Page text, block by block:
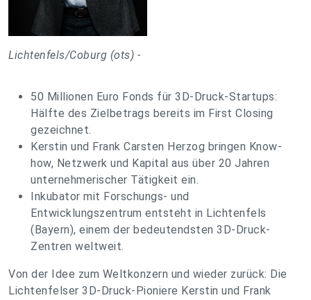
Lichtenfels/Coburg (ots) -
50 Millionen Euro Fonds für 3D-Druck-Startups:
Hälfte des Zielbetrags bereits im First Closing
gezeichnet.
Kerstin und Frank Carsten Herzog bringen Know-
how, Netzwerk und Kapital aus über 20 Jahren
unternehmerischer Tätigkeit ein.
Inkubator mit Forschungs- und
Entwicklungszentrum entsteht in Lichtenfels
(Bayern), einem der bedeutendsten 3D-Druck-
Zentren weltweit.
Von der Idee zum Weltkonzern und wieder zurück: Die
Lichtenfelser 3D-Druck-Pioniere Kerstin und Frank